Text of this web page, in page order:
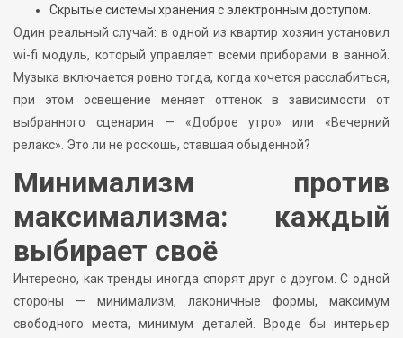
Скрытые системы хранения с электронным доступом.
Один реальный случай: в одной из квартир хозяин установил
wi-fi модуль, который управляет всеми приборами в ванной.
Музыка включается ровно тогда, когда хочется расслабиться,
при этом освещение меняет оттенок в зависимости от
выбранного сценария — «Доброе утро» или «Вечерний
релакс». Это ли не роскошь, ставшая обыденной?
Минимализм против
максимализма: каждый
выбирает своё
Интересно, как тренды иногда спорят друг с другом. С одной
стороны — минимализм, лаконичные формы, максимум
свободного места, минимум деталей. Вроде бы интерьер